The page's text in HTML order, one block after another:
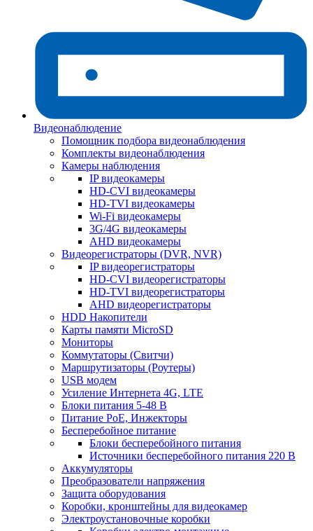
Видеонаблюдение
Помощник подбора видеонаблюдения
Комплекты видеонаблюдения
Камеры наблюдения
IP видеокамеры
HD-CVI видеокамеры
HD-TVI видеокамеры
Wi-Fi видеокамеры
3G/4G видеокамеры
AHD видеокамеры
Видеорегистраторы (DVR, NVR)
IP видеорегистраторы
HD-CVI видеорегистраторы
HD-TVI видеорегистраторы
AHD видеорегистраторы
HDD Накопители
Карты памяти MicroSD
Мониторы
Коммутаторы (Свитчи)
Маршрутизаторы (Роутеры)
USB модем
Усиление Интернета 4G, LTE
Блоки питания 5-48 В
Питание PoE, Инжекторы
Бесперебойное питание
Блоки бесперебойного питания
Источники бесперебойного питания 220 В
Аккумуляторы
Преобразователи напряжения
Защита оборудования
Коробки, кронштейны для видеокамер
Электроустановочные коробки